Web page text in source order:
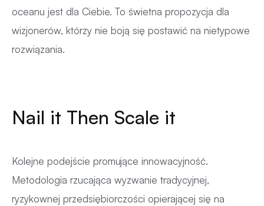
oceanu jest dla Ciebie. To świetna propozycja dla
wizjonerów, którzy nie boją się postawić na nietypowe
rozwiązania.
Nail it Then Scale it
Kolejne podejście promujące innowacyjność.
Metodologia rzucająca wyzwanie tradycyjnej,
ryzykownej przedsiębiorczości opierającej się na